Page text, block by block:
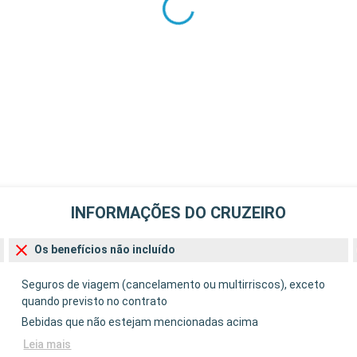
18:00
do país
18:00
INFORMAÇÕES DO CRUZEIRO
Os benefícios não incluído
Seguros de viagem (cancelamento ou multirriscos), exceto
quando previsto no contrato
Bebidas que não estejam mencionadas acima
Leia mais